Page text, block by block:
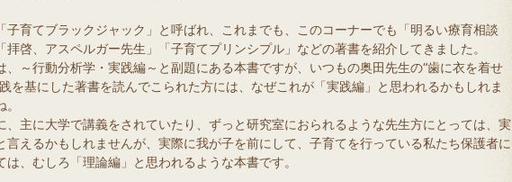
子育てブラックジャック」と呼ばれ、これまでも、このコーナーでも「明るい療育相談
拝啓、アスペルガー先生」「子育てプリンシプル」などの著書を紹介してきました。
、～行動分析学・実践編～と副題にある本書ですが、いつもの奥田先生の“歯に衣を着せ
を基にした著書を読んでこられた方には、なぜこれが「実践編」と思われるかもしれま
、主に大学で講義をされていたり、ずっと研究室におられるような先生方にとっては、実
言えるかもしれませんが、実際に我が子を前にして、子育てを行っている私たち保護者に
は、むしろ「理論編」と思われるような本書です。